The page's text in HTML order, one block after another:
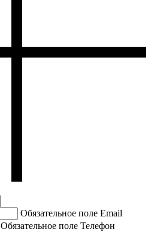
Обязательное поле Email
Обязательное поле Телефон